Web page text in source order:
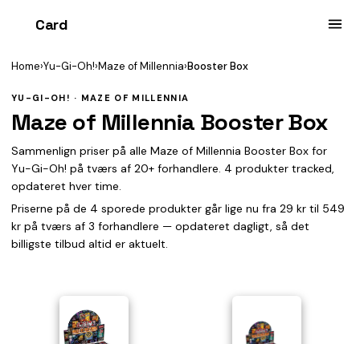
Card
Home›Yu-Gi-Oh!›Maze of Millennia›Booster Box
YU-GI-OH! · MAZE OF MILLENNIA
Maze of Millennia Booster Box
Sammenlign priser på alle Maze of Millennia Booster Box for
Yu-Gi-Oh! på tværs af 20+ forhandlere. 4 produkter tracked,
opdateret hver time.
Priserne på de 4 sporede produkter går lige nu fra 29 kr til 549
kr på tværs af 3 forhandlere — opdateret dagligt, så det
billigste tilbud altid er aktuelt.